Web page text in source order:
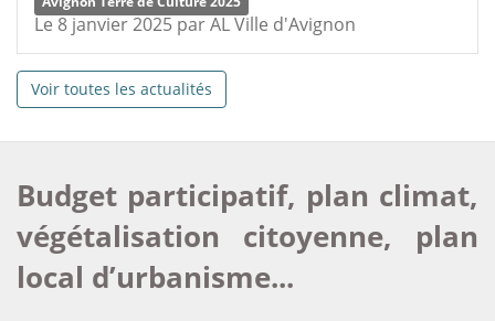
Le 8 janvier 2025 parAL Ville d'Avignon
Voir toutes les actualités
Budget participatif, plan climat,
végétalisation citoyenne, plan
local d’urbanisme...